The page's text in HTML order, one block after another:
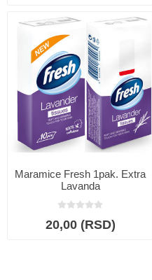
Maramice Fresh 1pak. Extra
Lavanda
20,00 (RSD)